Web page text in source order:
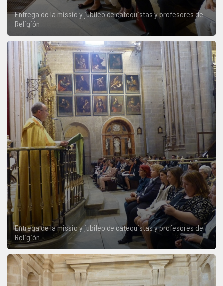
Entrega de la missio y jubileo de catequistas y profesores de
Religión
Entrega de la missio y jubileo de catequistas y profesores de
Religión